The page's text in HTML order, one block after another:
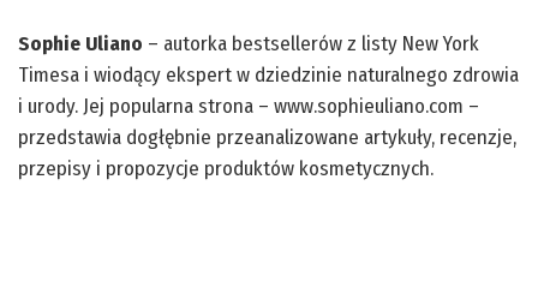
Sophie Uliano – autorka bestsellerów z listy New York
Timesa i wiodący ekspert w dziedzinie naturalnego zdrowia
i urody. Jej popularna strona – www.sophieuliano.com –
przedstawia dogłębnie przeanalizowane artykuły, recenzje,
przepisy i propozycje produktów kosmetycznych.